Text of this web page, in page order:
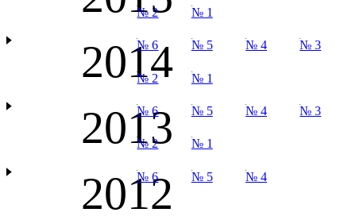
№ 2 № 1
2014
№ 6 № 5 № 4 № 3
№ 2 № 1
2013
№ 6 № 5 № 4 № 3
№ 2 № 1
2012
№ 6 № 5 № 4